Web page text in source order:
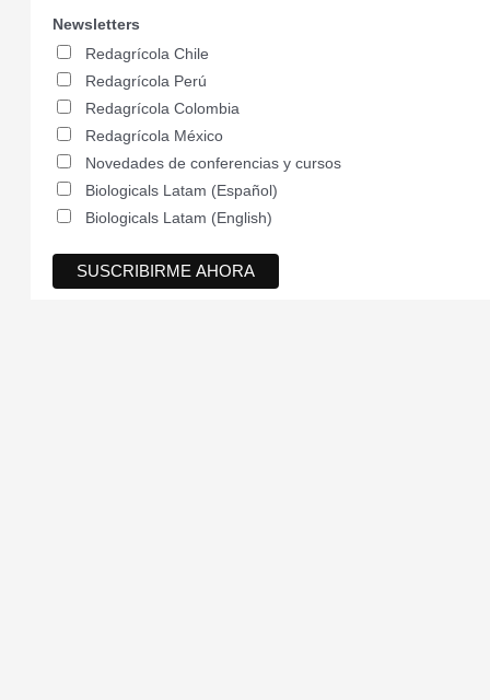
Newsletters
Redagrícola Chile
Redagrícola Perú
Redagrícola Colombia
Redagrícola México
Novedades de conferencias y cursos
Biologicals Latam (Español)
Biologicals Latam (English)